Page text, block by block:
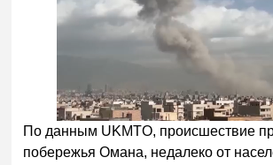
По данным UKMTO, происшествие
побережья Омана, недалеко от